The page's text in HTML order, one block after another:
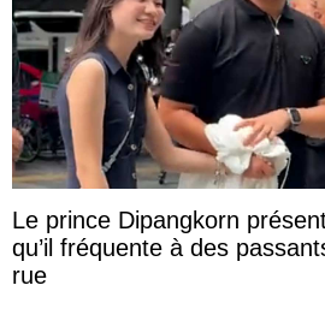
Le prince Dipangkorn
qu’il fréquente à des
rue